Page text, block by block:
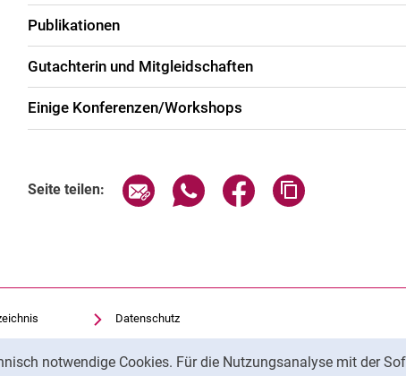
notwendige Cookies. Für die Nutzungsanalyse mit der
Publikationen
Gutachterin und Mitgleidschaften
Einige Konferenzen/Workshops
Seite teilen: Seite über E-Mail teilen
Seite über WhatsApp teilen
Seite über Facebook
Datenschutz
Barrierefreiheit
Transparenter KI-Einsatz